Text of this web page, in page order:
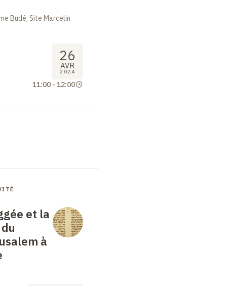
Budé, Site Marcelin
26
AVR
2024
11:00 - 12:00
et la
à